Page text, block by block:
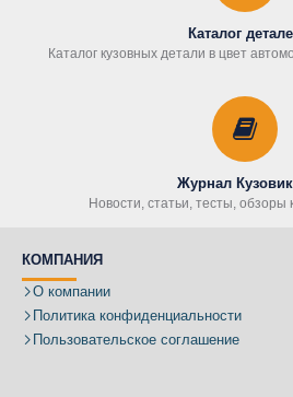
Каталог
Каталог кузовных детали в цвет
Журнал
Новости, статьи, тесты, обзоры
КОМПАНИЯ
О компании
Политика конфиденциальности
Пользовательское соглашение